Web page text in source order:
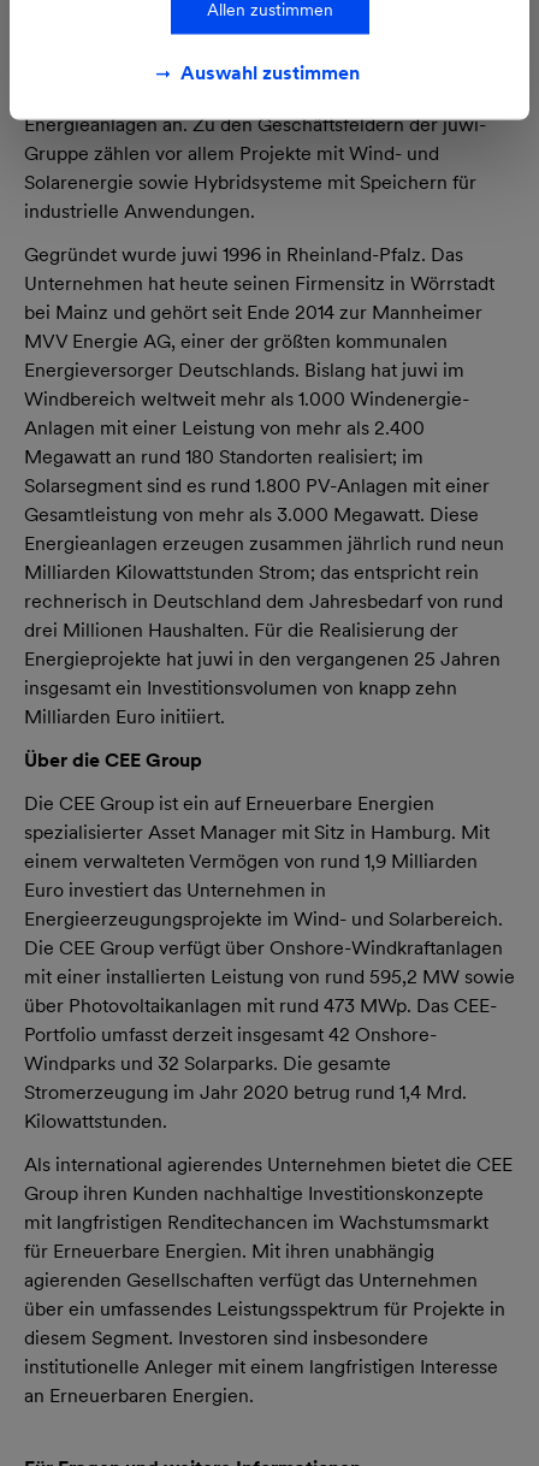
Allen zustimmen
Auswahl zustimmen
erneuerbare Energien. Der Erneuerbare-Energien-
Pionier bietet seit 25 Jahren die komplette
Projektentwicklung sowie weitere Dienstleistungen rund
Energieanlagen an. Zu den Geschäftsfeldern der juwi-
Gruppe zählen vor allem Projekte mit Wind- und
Solarenergie sowie Hybridsysteme mit Speichern für
industrielle Anwendungen.
Gegründet wurde juwi 1996 in Rheinland-Pfalz. Das
Unternehmen hat heute seinen Firmensitz in Wörrstadt
bei Mainz und gehört seit Ende 2014 zur Mannheimer
MVV Energie AG, einer der größten kommunalen
Energieversorger Deutschlands. Bislang hat juwi im
Windbereich weltweit mehr als 1.000 Windenergie-
Anlagen mit einer Leistung von mehr als 2.400
Megawatt an rund 180 Standorten realisiert; im
Solarsegment sind es rund 1.800 PV-Anlagen mit einer
Gesamtleistung von mehr als 3.000 Megawatt. Diese
Energieanlagen erzeugen zusammen jährlich rund neun
Milliarden Kilowattstunden Strom; das entspricht rein
rechnerisch in Deutschland dem Jahresbedarf von rund
drei Millionen Haushalten. Für die Realisierung der
Energieprojekte hat juwi in den vergangenen 25 Jahren
insgesamt ein Investitionsvolumen von knapp zehn
Milliarden Euro initiiert.
Über die CEE Group
Die CEE Group ist ein auf Erneuerbare Energien
spezialisierter Asset Manager mit Sitz in Hamburg. Mit
einem verwalteten Vermögen von rund 1,9 Milliarden
Euro investiert das Unternehmen in
Energieerzeugungsprojekte im Wind- und Solarbereich.
Die CEE Group verfügt über Onshore-Windkraftanlagen
mit einer installierten Leistung von rund 595,2 MW sowie
über Photovoltaikanlagen mit rund 473 MWp. Das CEE-
Portfolio umfasst derzeit insgesamt 42 Onshore-
Windparks und 32 Solarparks. Die gesamte
Stromerzeugung im Jahr 2020 betrug rund 1,4 Mrd.
Kilowattstunden.
Als international agierendes Unternehmen bietet die CEE
Group ihren Kunden nachhaltige Investitionskonzepte
mit langfristigen Renditechancen im Wachstumsmarkt
für Erneuerbare Energien. Mit ihren unabhängig
agierenden Gesellschaften verfügt das Unternehmen
über ein umfassendes Leistungsspektrum für Projekte in
diesem Segment. Investoren sind insbesondere
institutionelle Anleger mit einem langfristigen Interesse
an Erneuerbaren Energien.